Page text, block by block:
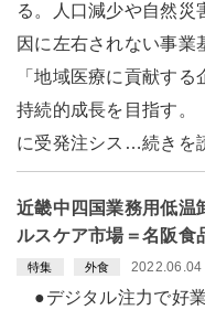
る。人口減少や自然災
因に左右されない事業
「地域医療に貢献す
持続的成長を目指す
に受発注シス…続きを
近畿中四国業務用低温
ルスケア市場＝名阪食
特集 外食 2022.06.04
●デジタル注力で好